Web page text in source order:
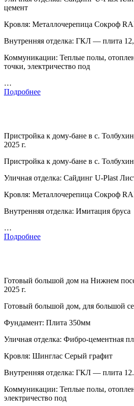
цемент
Кровля: Металлочерепица Сокроф
Внутренняя отделка: ГКЛ — плита
Коммуникации: Теплые полы,
точки, электричество под
…
Подробнее
Пристройка к дому-бане в с.
2025 г.
Пристройка к дому-бане в с.
Уличная отделка: Сайдинг U-Plast
Кровля: Металлочерепица Сокроф
Внутренняя отделка: Имитация бруса
…
Подробнее
Готовый большой дом на Нижнем
2025 г.
Готовый большой дом, для большой
Фундамент: Плита 350мм
Уличная отделка: Фибро-цементная
Кровля: Шинглас Серый графит
Внутренняя отделка: ГКЛ — плита
Коммуникации: Теплые полы,
электричество под